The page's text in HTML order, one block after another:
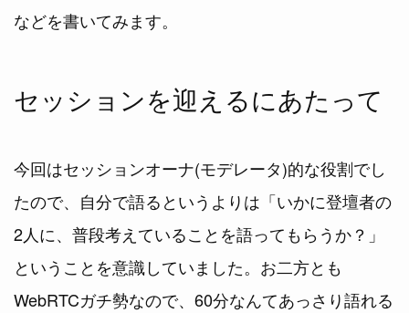
などを書いてみます。
セッションを迎えるにあたって
今回はセッションオーナ(モデレータ)的な役割でし
たので、自分で語るというよりは「いかに登壇者の
2人に、普段考えていることを語ってもらうか？」
ということを意識していました。お二方とも
WebRTCガチ勢なので、60分なんてあっさり語れる